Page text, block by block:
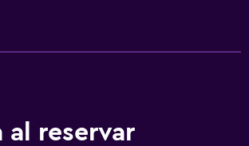
al reservar